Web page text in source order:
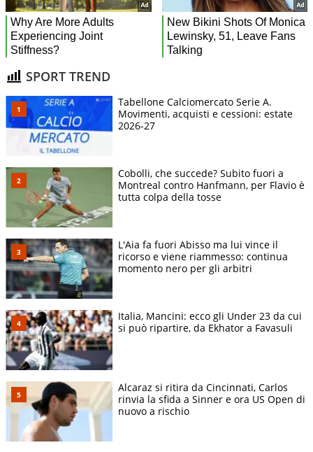
SPORT TREND
Tabellone Calciomercato Serie A.
Movimenti, acquisti e cessioni: estate
2026-27
Cobolli, che succede? Subito fuori a
Montreal contro Hanfmann, per Flavio è
tutta colpa della tosse
L'Aia fa fuori Abisso ma lui vince il
ricorso e viene riammesso: continua
momento nero per gli arbitri
Italia, Mancini: ecco gli Under 23 da cui
si può ripartire, da Ekhator a Favasuli
Alcaraz si ritira da Cincinnati, Carlos
rinvia la sfida a Sinner e ora US Open di
nuovo a rischio